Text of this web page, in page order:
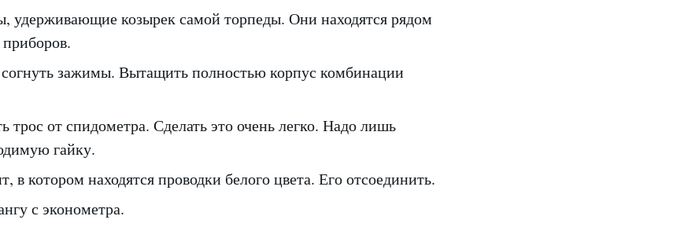
удерживающие козырек самой торпеды. Они находятся рядом
зажимы. Вытащить полностью корпус комбинации
от спидометра. Сделать это очень легко. Надо лишь
гайку.
в котором находятся проводки белого цвета. Его отсоединить.
с эконометра.